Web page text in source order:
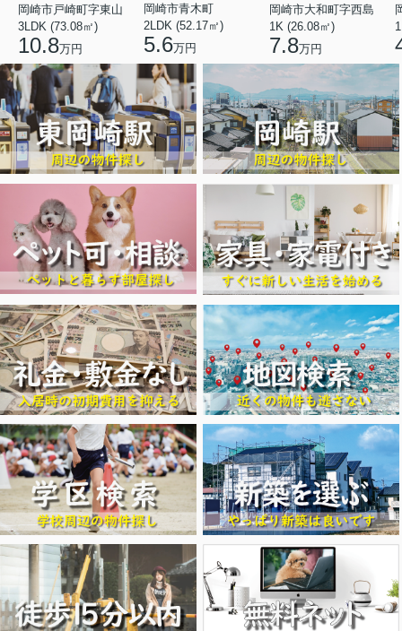
岡崎市戸崎町字東山
3LDK (73.08㎡)
10.8万円
岡崎市青木町
2LDK (52.17㎡)
5.6万円
岡崎市大和町字西島
1K (26.08㎡)
7.8万円